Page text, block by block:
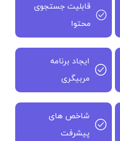
قابلیت جستجوی
محتوا
ایجاد برنامه
مربیگری
شاخص های
پیشرفت